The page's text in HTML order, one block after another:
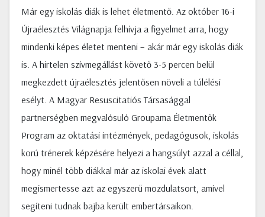
Már egy iskolás diák is lehet életmentő. Az október 16-i
Újraélesztés Világnapja felhívja a figyelmet arra, hogy
mindenki képes életet menteni – akár már egy iskolás diák
is. A hirtelen szívmegállást követő 3-5 percen belül
megkezdett újraélesztés jelentősen növeli a túlélési
esélyt. A Magyar Resuscitatiós Társasággal
partnerségben megvalósuló Groupama Életmentők
Program az oktatási intézmények, pedagógusok, iskolás
korú trénerek képzésére helyezi a hangsúlyt azzal a céllal,
hogy minél több diákkal már az iskolai évek alatt
megismertesse azt az egyszerű mozdulatsort, amivel
segíteni tudnak bajba került embertársaikon.